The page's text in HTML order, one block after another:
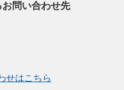
問い合わせ先
せはこちら